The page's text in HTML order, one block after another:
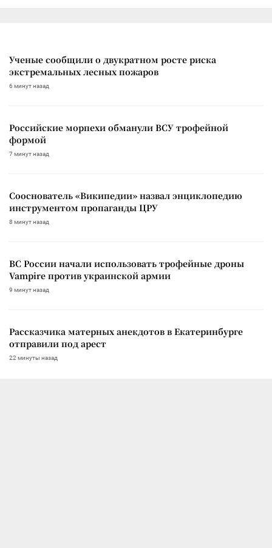
Ученые сообщили о двукратном росте риска
экстремальных лесных пожаров
6 минут назад
Российские морпехи обманули ВСУ трофейной
формой
7 минут назад
Сооснователь «Википедии» назвал энциклопедию
инструментом пропаганды ЦРУ
8 минут назад
ВС России начали использовать трофейные дроны
Vampire против украинской армии
9 минут назад
Рассказчика матерных анекдотов в Екатеринбурге
отправили под арест
22 минуты назад